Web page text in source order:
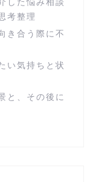
考整理
き合う際に不
い気持ちと状
と、その後に